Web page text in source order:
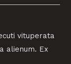
vituperata
alienum. Ex